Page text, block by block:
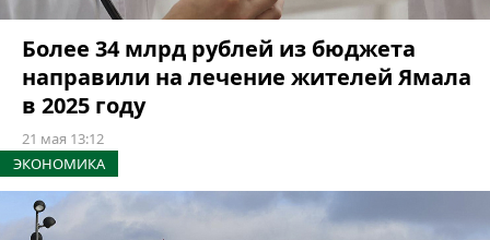
Более 34 млрд рублей из бюджета
направили на лечение жителей Ямала
в 2025 году
21 мая 13:12
ЭКОНОМИКА